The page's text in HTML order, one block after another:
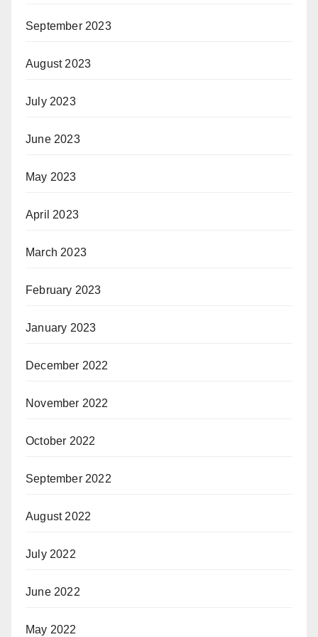
September 2023
August 2023
July 2023
June 2023
May 2023
April 2023
March 2023
February 2023
January 2023
December 2022
November 2022
October 2022
September 2022
August 2022
July 2022
June 2022
May 2022